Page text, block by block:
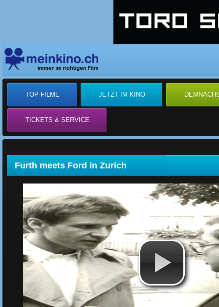
TOP-FILME JETZT IM KINO
TICKETS & SERVICE
Furth meets Ford in Zurich